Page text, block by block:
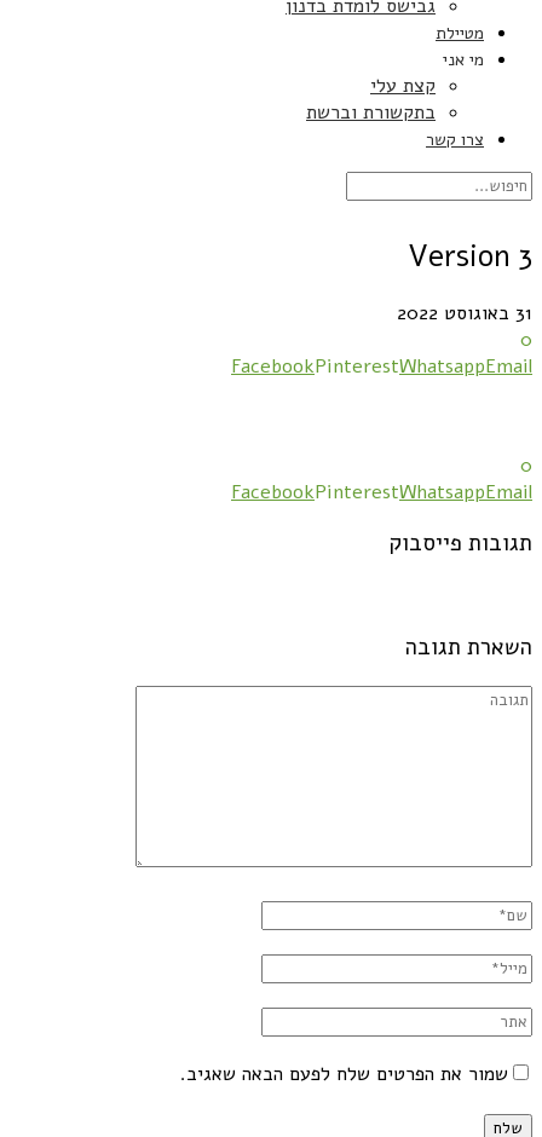
גבישס לומדת בדנון
מטיילת
מי אני
קצת עלי
בתקשורת וברשת
צרו קשר
Version 3
31 באוגוסט 2022
0
FacebookPinterestWhatsappEmail
0
FacebookPinterestWhatsappEmail
תגובות פייסבוק
השארת תגובה
שמור את הפרטים שלח לפעם הבאה שאגיב.